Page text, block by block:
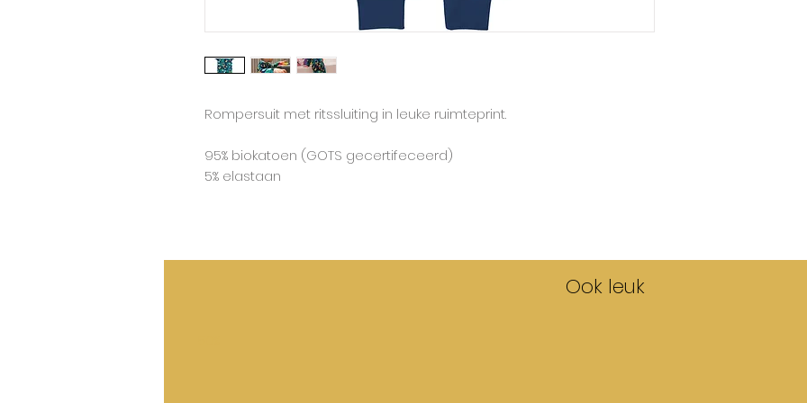
Rompersuit met ritssluiting in leuke ruimteprint.
95% biokatoen (GOTS gecertifeceerd)
5% elastaan
Ook leuk